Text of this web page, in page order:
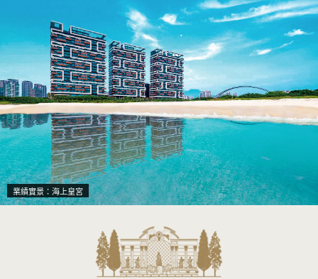
業績實景：海上皇宮